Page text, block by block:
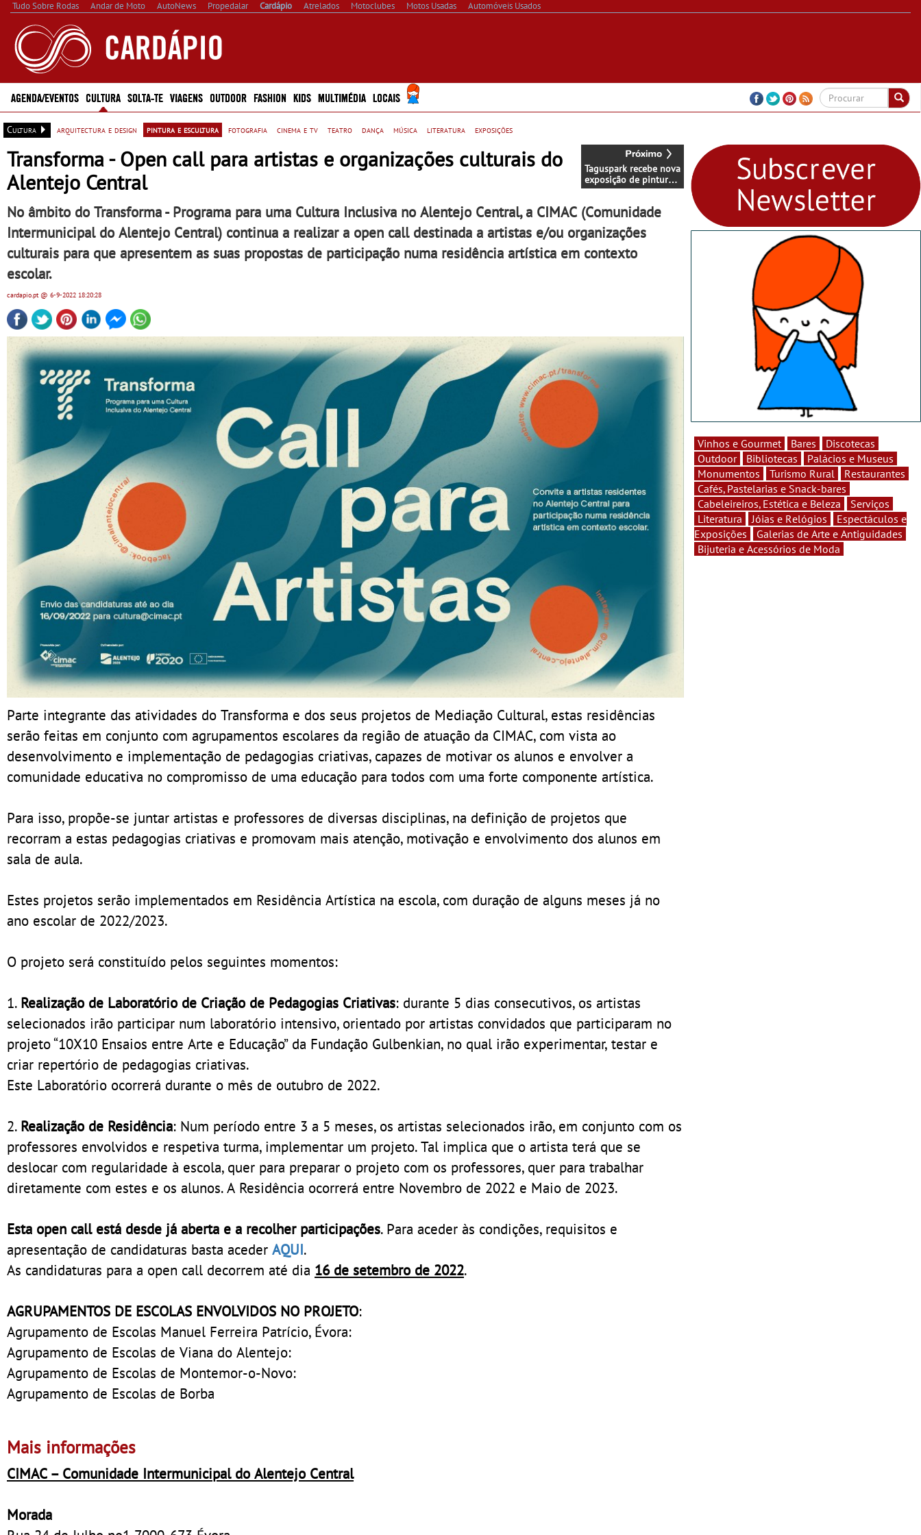
Tudo Sobre Rodas Andar de Moto AutoNews Propedalar Cardápio Atrelados Motoclubes Motos Usadas Automóveis Usados
AGENDA/EVENTOS CULTURA SOLTA-TE VIAGENS OUTDOOR FASHION KIDS MULTIMÉDIA LOCAIS
Cultura arquitectura e design pintura e escultura fotografia cinema e tv teatro dança música literatura exposições
Taguspark recebe nova
exposição de pintura
do artista Durães-West
Transforma - Open call para artistas e organizações culturais do
Alentejo Central
No âmbito do Transforma - Programa para uma Cultura Inclusiva no Alentejo Central, a CIMAC (Comunidade
Intermunicipal do Alentejo Central) continua a realizar a open call destinada a artistas e/ou organizações
culturais para que apresentem as suas propostas de participação numa residência artística em contexto
escolar.
cardapio.pt@ 6-9-2022 18:20:28
Parte integrante das atividades do Transforma e dos seus projetos de Mediação Cultural, estas residências
serão feitas em conjunto com agrupamentos escolares da região de atuação da CIMAC, com vista ao
desenvolvimento e implementação de pedagogias criativas, capazes de motivar os alunos e envolver a
comunidade educativa no compromisso de uma educação para todos com uma forte componente artística.
Para isso, propõe-se juntar artistas e professores de diversas disciplinas, na definição de projetos que
recorram a estas pedagogias criativas e promovam mais atenção, motivação e envolvimento dos alunos em
sala de aula.
Estes projetos serão implementados em Residência Artística na escola, com duração de alguns meses já no
ano escolar de 2022/2023.
O projeto será constituído pelos seguintes momentos:
1. Realização de Laboratório de Criação de Pedagogias Criativas: durante 5 dias consecutivos, os artistas
selecionados irão participar num laboratório intensivo, orientado por artistas convidados que participaram no
projeto “10X10 Ensaios entre Arte e Educação” da Fundação Gulbenkian, no qual irão experimentar, testar e
criar repertório de pedagogias criativas.
Este Laboratório ocorrerá durante o mês de outubro de 2022.
2. Realização de Residência: Num período entre 3 a 5 meses, os artistas selecionados irão, em conjunto com os
professores envolvidos e respetiva turma, implementar um projeto. Tal implica que o artista terá que se
deslocar com regularidade à escola, quer para preparar o projeto com os professores, quer para trabalhar
diretamente com estes e os alunos. A Residência ocorrerá entre Novembro de 2022 e Maio de 2023.
Esta open call está desde já aberta e a recolher participações. Para aceder às condições, requisitos e
apresentação de candidaturas basta aceder AQUI.
As candidaturas para a open call decorrem até dia 16 de setembro de 2022.
AGRUPAMENTOS DE ESCOLAS ENVOLVIDOS NO PROJETO:
Agrupamento de Escolas Manuel Ferreira Patrício, Évora:
Agrupamento de Escolas de Viana do Alentejo:
Agrupamento de Escolas de Montemor-o-Novo:
Agrupamento de Escolas de Borba
Mais informações
CIMAC – Comunidade Intermunicipal do Alentejo Central
Morada
Vinhos e Gourmet Bares
Discotecas
Outdoor
Bibliotecas
Palácios e Museus
Monumentos
Turismo Rural
Restaurantes
Cafés, Pastelarias e Snack-bares
Cabeleireiros, Estética e Beleza
Serviços
Literatura
Jóias e Relógios
Espectáculos e
Exposições
Galerias de Arte e Antiguidades
Bijuteria e Acessórios de Moda